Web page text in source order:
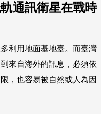
通訊衛星在戰時
利用地面基地臺。而臺灣
來自海外的訊息，必須依
，也容易被自然或人為因